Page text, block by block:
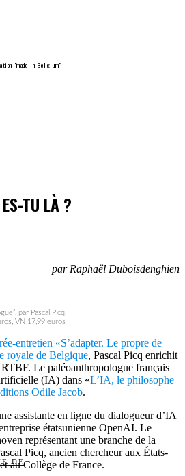
DE
"made in Belgium"
TU LÀ ?
par Raphaël Duboisdenghien
par Pascal Picq.
VN 17,99 euros
entretien «S’adapter. Le propre de
royale de Belgique, Pascal Picq enrichit
Le paléoanthropologue français
(IA) dans «L’IA, le philosophe
Odile Jacob.
assistante en ligne du dialogueur d’IA
étatsunienne OpenAI. Le
représentant une branche de la
Picq, ancien chercheur aux États-
au Collège de France.